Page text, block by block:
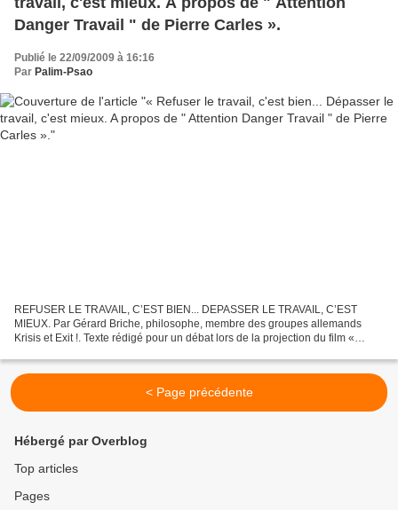
Danger Travail " de Pierre Carles ».
Publié le 22/09/2009 à 16:16
Par Palim-Psao
REFUSER LE TRAVAIL, C’EST BIEN... DEPASSER LE TRAVAIL, C’EST
MIEUX. Par Gérard Briche, philosophe, membre des groupes allemands
Krisis et Exit !. Texte rédigé pour un débat lors de la projection du film «
< Page précédente
Hébergé par Overblog
Top articles
Pages